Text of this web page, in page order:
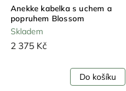
Anekke kabelka s uchem a
popruhem Blossom
Skladem
2 375 Kč
Do košíku